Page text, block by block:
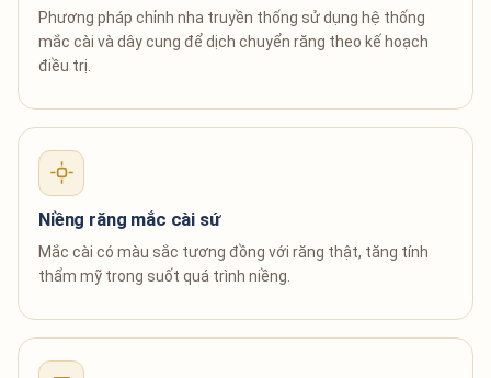
Phương pháp chỉnh nha truyền thống sử dụng hệ thống
mắc cài và dây cung để dịch chuyển răng theo kế hoạch
điều trị.
Niềng răng mắc cài sứ
Mắc cài có màu sắc tương đồng với răng thật, tăng tính
thẩm mỹ trong suốt quá trình niềng.